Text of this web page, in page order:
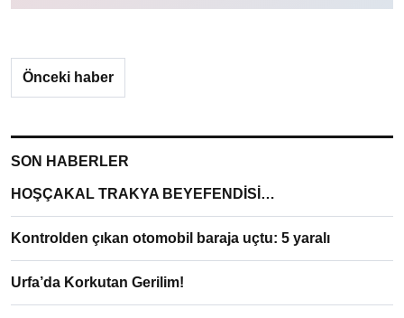
Önceki haber
SON HABERLER
HOŞÇAKAL TRAKYA BEYEFENDİSİ…
Kontrolden çıkan otomobil baraja uçtu: 5 yaralı
Urfa’da Korkutan Gerilim!